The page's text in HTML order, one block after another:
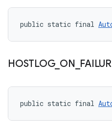
public static final
HOSTLOG_ ON
public static final